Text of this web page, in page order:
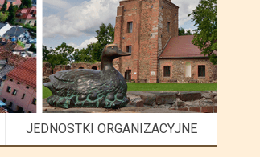
JEDNOSTKI ORGANIZACYJNE